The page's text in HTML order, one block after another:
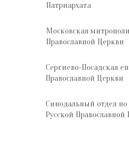
Патриархата
Московская
Православной Церкви
Сергиево-Посадская
Православной Церкви
Синодальный отдел
Русской Православной